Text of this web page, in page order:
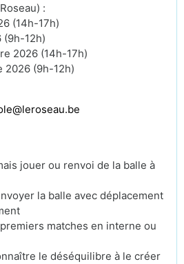
:
(14h-17h)
(9h-12h)
2026 (14h-17h)
2026 (9h-12h)
jouer ou renvoi de la balle à
la balle avec déplacement
matches en interne ou
le déséquilibre à le créer